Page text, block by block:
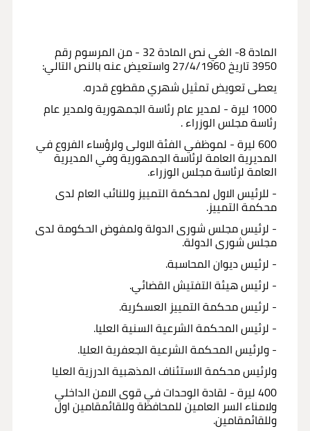
المادة 8- الغي نص المادة 32 - من المرسوم رقم
3950 تاريخ 27/4/1960 واستعيض عنه بالنص التالي:
يعطى تعويض تمثيل شهري مقطوع قدره.
1000 ليرة - لمدير عام رئاسة الجمهورية ولمدير عام
رئاسة مجلس الوزراء .
600 ليرة - لموظفي الفئة الاولى ولرؤساء الفروع في
المديرية العامة لرئاسة الجمهورية وفي المديرية
العامة لرئاسة مجلس الوزراء.
- للرئيس الاول لمحكمة التمييز وللنائب العام لدى
محكمة التمييز.
- لرئيس مجلس شورى الدولة ولمفوض الحكومة لدى
مجلس شورى الدولة.
- لرئيس ديوان المحاسبة.
- لرئيس هيئة التفتيش القضائي.
- لرئيس محكمة التمييز العسكرية.
- لرئيس المحكمة الشرعية السنية العليا.
- ولرئيس المحكمة الشرعية الجعفرية العليا.
ولرئيس محكمة الاستئناف المذهبية الدرزية العليا
400 ليرة - لقادة الوحدات في قوى الامن الداخلي
ولامناء السر العامين للمحافظة وللقائمقامين اول
وللقائمقامين.